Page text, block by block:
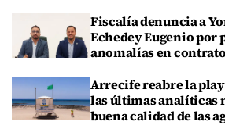
Fiscalía denuncia a
Echedey Eugenio por
anomalías en
Arrecife reabre la
las últimas analíticas
buena calidad de las